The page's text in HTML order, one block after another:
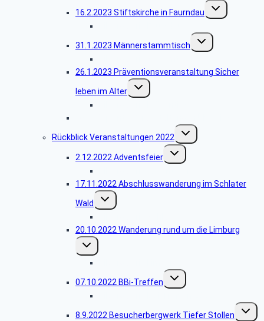
16.2.2023 Stiftskirche in Faurndau
Untermenü
umschalten
31.1.2023 Männerstammtisch
Untermenü
umschalten
26.1.2023 Präventionsveranstaltung Sicher
leben im Alter
Untermenü
umschalten
Rückblick Veranstaltungen 2022
Untermenü
umschalten
2.12.2022 Adventsfeier
Untermenü
umschalten
17.11.2022 Abschlusswanderung im Schlater
Wald
Untermenü
umschalten
20.10.2022 Wanderung rund um die Limburg
Untermenü
umschalten
07.10.2022 BBi-Treffen
Untermenü
umschalten
8.9.2022 Besucherbergwerk Tiefer Stollen